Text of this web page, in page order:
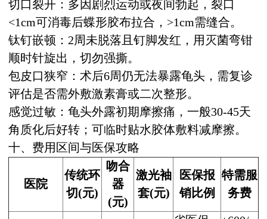
切口裂开：多因剧烈运动或夜间勃起，裂口
<1cm可消毒后蝶形胶布拉合，>1cm需缝合。
钛钉嵌顿：2周未脱落且钉脚发红，用灭菌弯钳
顺时针旋出，切勿强撕。
包皮口狭窄：术后6周仍无法暴露龟头，需复诊
评估是否需外敷激素膏或二次整形。
感觉过敏：龟头外露初期摩擦痛，一般30-45天
角质化后好转；可临时贴水胶体敷料减摩擦。
十、费用区间与医保攻略
医院
传统环
切(元)
吻合
器
(元)
激光袖
套(元)
医保报
销比例
特需服
务费